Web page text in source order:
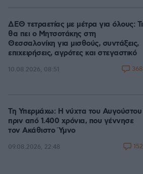
ΔΕΘ τετραετίας με μέτρα για όλους: Τι
θα πει ο Μητσοτάκης στη
Θεσσαλονίκη για μισθούς, συντάξεις,
επιχειρήσεις, αγρότες και στεγαστικό
10.08.2026, 08:51 368
Τη Υπερμάχω: Η νύχτα του Αυγούστου
πριν από 1.400 χρόνια, που γέννησε
τον Ακάθιστο Ύμνο
09.08.2026, 22:48 152